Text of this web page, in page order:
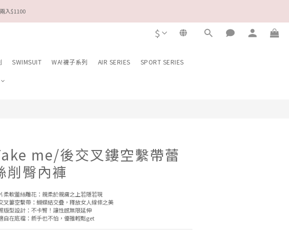
Bikini👙
入$1100
$
SWIMSUIT WA!襪子系列 AIR SERIES SPORT SERIES
me/後交叉鏤空繫帶蕾
削臀內褲
柔軟蕾絲雕花：親柔於親膚之上若隱若現
叉簍空繫帶：蝴蝶結交疊，釋放女人線條之美
版型設計：不卡臀！讓性感無限延伸
自在底襠：新手也不怕，優雅輕鬆get
BUY NOW